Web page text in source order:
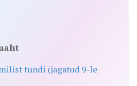
tundi (jagatud 9-le